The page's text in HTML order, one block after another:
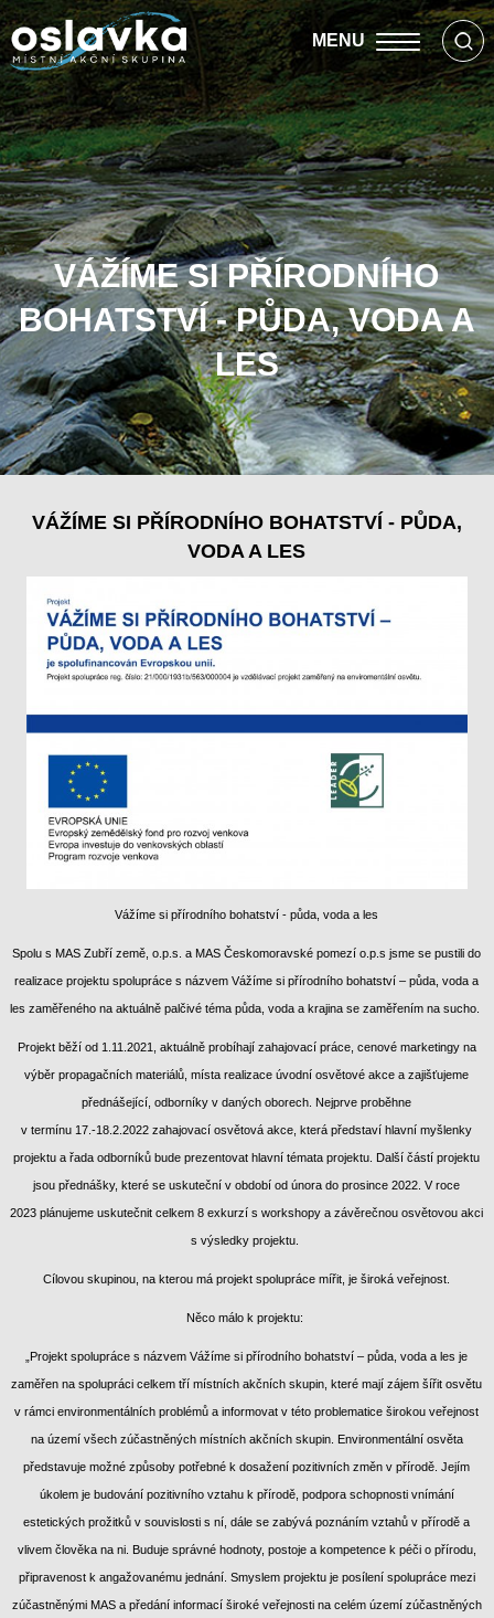
MENU
VÁŽÍME SI PŘÍRODNÍHO
BOHATSTVÍ - PŮDA, VODA A
LES
VÁŽÍME SI PŘÍRODNÍHO BOHATSTVÍ - PŮDA,
VODA A LES
Vážíme si přírodního bohatství - půda, voda a les
Spolu s MAS Zubří země, o.p.s. a MAS Českomoravské pomezí o.p.s jsme se pustili do
realizace projektu spolupráce s názvem Vážíme si přírodního bohatství – půda, voda a
les zaměřeného na aktuálně palčivé téma půda, voda a krajina se zaměřením na sucho.
Projekt běží od 1.11.2021, aktuálně probíhají zahajovací práce, cenové marketingy na
výběr propagačních materiálů, místa realizace úvodní osvětové akce a zajišťujeme
přednášející, odborníky v daných oborech. Nejprve proběhne
v termínu 17.-18.2.2022 zahajovací osvětová akce, která představí hlavní myšlenky
projektu a řada odborníků bude prezentovat hlavní témata projektu. Další částí projektu
jsou přednášky, které se uskuteční v období od února do prosince 2022. V roce
2023 plánujeme uskutečnit celkem 8 exkurzí s workshopy a závěrečnou osvětovou akci
s výsledky projektu.
Cílovou skupinou, na kterou má projekt spolupráce mířit, je široká veřejnost.
Něco málo k projektu:
„Projekt spolupráce s názvem Vážíme si přírodního bohatství – půda, voda a les je
zaměřen na spolupráci celkem tří místních akčních skupin, které mají zájem šířit osvětu
v rámci environmentálních problémů a informovat v této problematice širokou veřejnost
na území všech zúčastněných místních akčních skupin. Environmentální osvěta
představuje možné způsoby potřebné k dosažení pozitivních změn v přírodě. Jejím
úkolem je budování pozitivního vztahu k přírodě, podpora schopnosti vnímání
estetických prožitků v souvislosti s ní, dále se zabývá poznáním vztahů v přírodě a
vlivem člověka na ni. Buduje správné hodnoty, postoje a kompetence k péči o přírodu,
připravenost k angažovanému jednání. Smyslem projektu je posílení spolupráce mezi
zúčastněnými MAS a předání informací široké veřejnosti na celém území zúčastněných